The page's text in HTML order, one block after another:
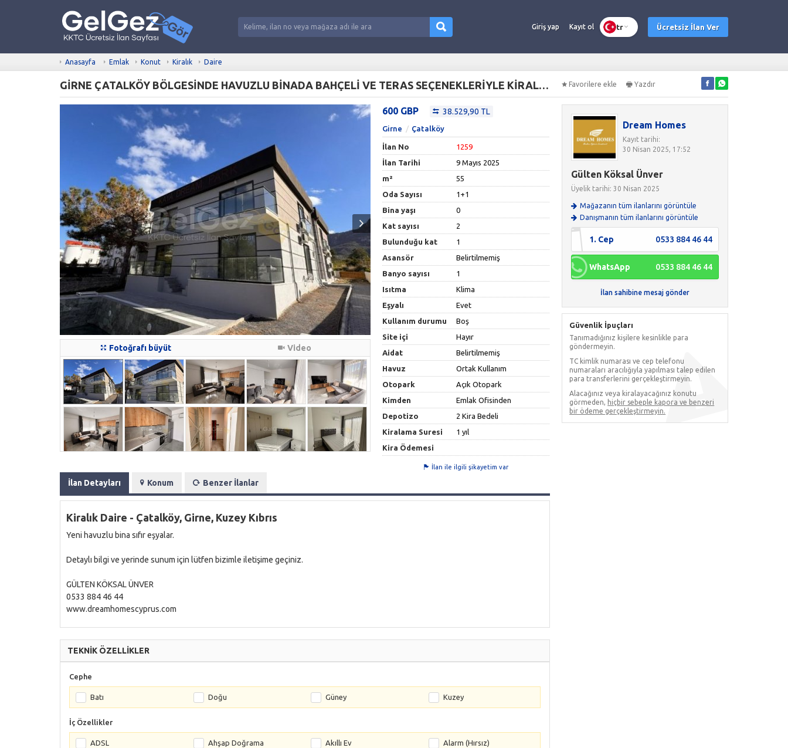
Giriş yap Kayıt ol tr Ücretsiz İlan Ver
Anasayfa Emlak Konut Kiralık Daire
GİRNE ÇATALKÖY BÖLGESİNDE HAVUZLU BİNADA BAHÇELİ VE TERAS SEÇENEKLERİYLE KİRALIK 1+1 DAİRELER Favorilere ekle Yazdır
Fotoğrafı büyüt Video
600 GBP 38.529,90 TL
Girne Çatalköy
İlan No
1259
İlan Tarihi
9 Mayıs 2025
m²
55
Oda Sayısı
1+1
Bina yaşı
0
Kat sayısı
2
Bulunduğu kat
1
Asansör
Belirtilmemiş
Banyo sayısı
1
Isıtma
Klima
Eşyalı
Evet
Kullanım durumu
Boş
Site içi
Hayır
Aidat
Belirtilmemiş
Havuz
Ortak Kullanım
Otopark
Açık Otopark
Kimden
Emlak Ofisinden
Depotizo
2 Kira Bedeli
Kiralama Suresi
1 yıl
Kira Ödemesi
İlan ile ilgili şikayetim var
İlan Detayları Konum Benzer İlanlar
Kiralık Daire - Çatalköy, Girne, Kuzey Kıbrıs
Yeni havuzlu bina sıfır eşyalar.
Detaylı bilgi ve yerinde sunum için lütfen bizimle iletişime geçiniz.
GÜLTEN KÖKSAL ÜNVER
0533 884 46 44
www.dreamhomescyprus.com
TEKNİK ÖZELLİKLER
Cephe
Batı Doğu Güney Kuzey
İç Özellikler
ADSL Ahşap Doğrama Akıllı Ev
Alarm (Hırsız)
Dream Homes
Kayıt tarihi:
30 Nisan 2025, 17:52
Gülten Köksal Ünver
Üyelik tarihi: 30 Nisan 2025
Mağazanın tüm ilanlarını görüntüle
Danışmanın tüm ilanlarını görüntüle
1. Cep 0533 884 46 44
WhatsApp 0533 884 46 44
İlan sahibine mesaj gönder
Güvenlik İpuçları
Tanımadığınız kişilere kesinlikle para
göndermeyin.
TC kimlik numarası ve cep telefonu
numaraları aracılığıyla yapılması talep edilen
para transferlerini gerçekleştirmeyin.
Alacağınız veya kiralayacağınız konutu
görmeden, hiçbir sebeple kapora ve benzeri
bir ödeme gerçekleştirmeyin.